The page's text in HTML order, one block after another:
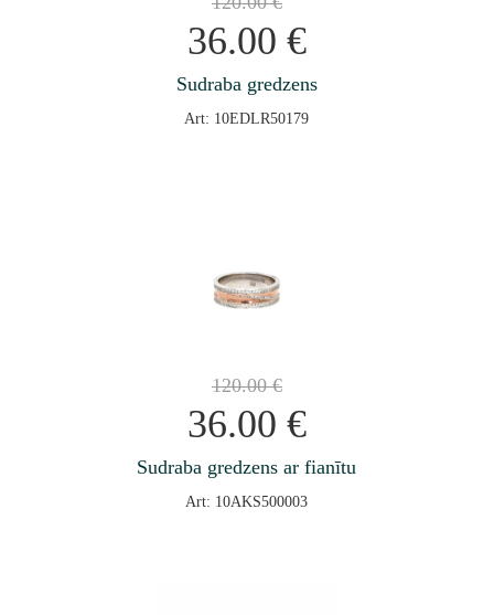
36.00 €
Sudraba gredzens
Art: 10EDLR50179
120.00€
36.00 €
Sudraba gredzens ar fianītu
Art: 10AKS500003